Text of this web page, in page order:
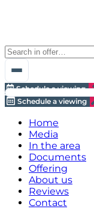
Schedule a viewing
Schedule a viewing
Home
Media
In the area
Documents
Offering
About us
Reviews
Contact